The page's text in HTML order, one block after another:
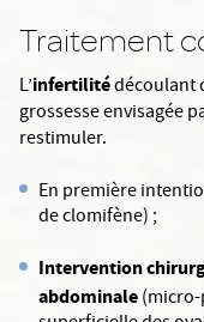
Traitement
L’infertilitédécoulant
grossesse envisagée
restimuler.
En première
de clomifène) ;
Intervention
abdominale